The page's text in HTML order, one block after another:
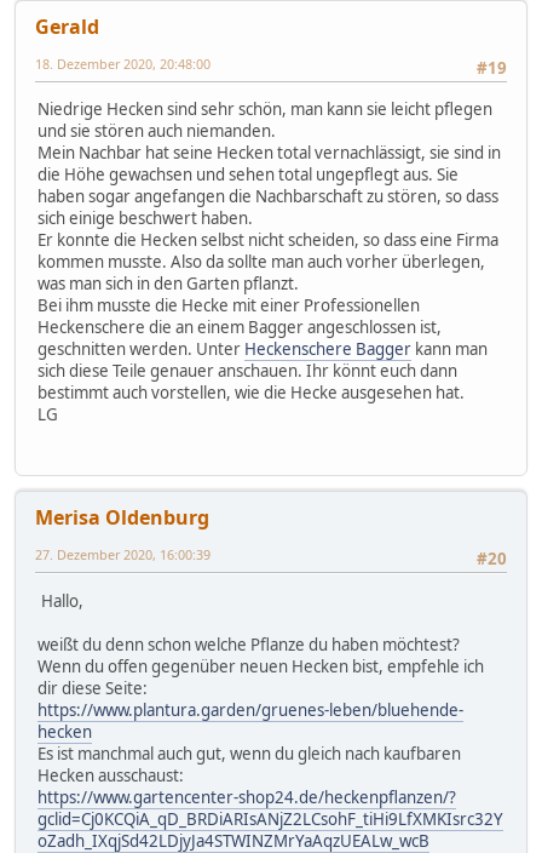
Gerald
#19
18. Dezember 2020, 20:48:00
Niedrige Hecken sind sehr schön, man kann sie leicht pflegen
und sie stören auch niemanden.
Mein Nachbar hat seine Hecken total vernachlässigt, sie sind in
die Höhe gewachsen und sehen total ungepflegt aus. Sie
haben sogar angefangen die Nachbarschaft zu stören, so dass
sich einige beschwert haben.
Er konnte die Hecken selbst nicht scheiden, so dass eine Firma
kommen musste. Also da sollte man auch vorher überlegen,
was man sich in den Garten pflanzt.
Bei ihm musste die Hecke mit einer Professionellen
Heckenschere die an einem Bagger angeschlossen ist,
geschnitten werden. Unter Heckenschere Bagger kann man
sich diese Teile genauer anschauen. Ihr könnt euch dann
bestimmt auch vorstellen, wie die Hecke ausgesehen hat.
LG
Merisa Oldenburg
#20
27. Dezember 2020, 16:00:39
Hallo,
weißt du denn schon welche Pflanze du haben möchtest?
Wenn du offen gegenüber neuen Hecken bist, empfehle ich
dir diese Seite:
https://www.plantura.garden/gruenes-leben/bluehende-
hecken
Es ist manchmal auch gut, wenn du gleich nach kaufbaren
Hecken ausschaust:
https://www.gartencenter-shop24.de/heckenpflanzen/?
gclid=Cj0KCQiA_qD_BRDiARIsANjZ2LCsohF_tiHi9LfXMKIsrc32Y
oZadh_IXqjSd42LDjyJa4STWINZMrYaAqzUEALw_wcB